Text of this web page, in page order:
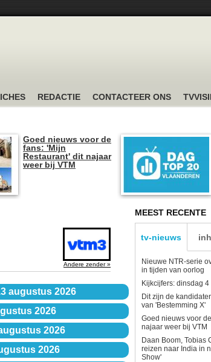
REDACTIE CONTACTEER ONS
Goed nieuws voor de
fans: 'Mijn
Restaurant' dit najaar
weer bij VTM
Andere zender »
augustus 2026
2026
2026
2026
MEEST RECENTE
tv-nieuws
Nieuwe NTR-serie
in tijden van oorlog
Kijkcijfers: dinsdag
Dit zijn de
van 'Bestemming X'
Goed nieuws voor
najaar weer bij VTM
Daan Boom, Tobias
reizen naar India in
Show'